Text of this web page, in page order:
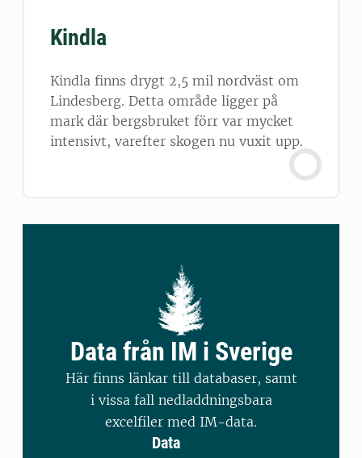
Kindla
Kindla finns drygt 2,5 mil nordväst om
Lindesberg. Detta område ligger på
mark där bergsbruket förr var mycket
intensivt, varefter skogen nu vuxit upp.
Data från IM i Sverige
Här finns länkar till databaser, samt
i vissa fall nedladdningsbara
excelfiler med IM-data.
Data